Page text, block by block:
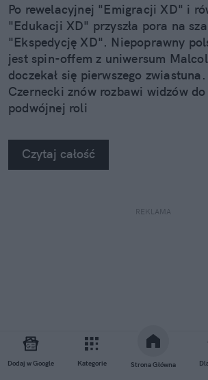
Dodaj w Google Kategorie Strona Główna
Po rewelacyjnej "Emigracji XD" i
"Edukacji XD" przyszła pora na
"Ekspedycję XD". Niepoprawny
jest spin-offem z uniwersum
doczekał się pierwszego
Czernecki znów rozbawi widzów do
podwójnej roli
Czytaj całość
REKLAMA